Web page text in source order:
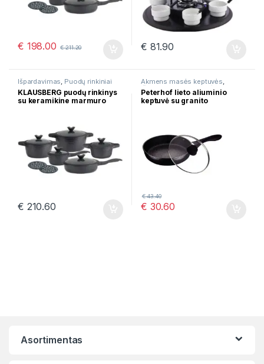
€ 198.00 €211.20 € 81.90
Išpardavimas, Puodų rinkiniai
KLAUSBERG puodų rinkinys
su keramikine marmuro
€ 210.60
Akmens masės keptuvės,
Išpardavimas, Keptuvės
Keptuvės su marmurine danga
Peterhof lieto aliuminio
keptuvė su granito
€ 30.60
€43.40
Asortimentas